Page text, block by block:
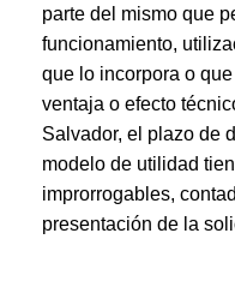
parte del mismo que
funcionamiento,
que lo incorpora o
ventaja o efecto
Salvador, el plazo de
modelo de utilidad
improrrogables,
presentación de la